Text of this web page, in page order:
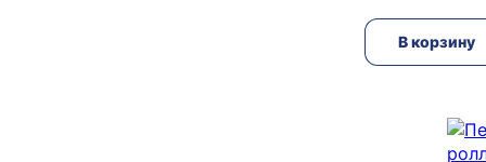
В корзину